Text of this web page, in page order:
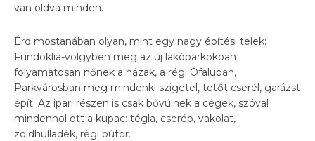
van oldva minden.
Érd mostanában olyan, mint egy nagy építési telek:
Fundoklia-völgyben meg az új lakóparkokban
folyamatosan nőnek a házak, a régi Ófaluban,
Parkvárosban meg mindenki szigetel, tetőt cserél, garázst
épít. Az ipari részen is csak bővülnek a cégek, szóval
mindenhol ott a kupac: tégla, cserép, vakolat,
zöldhulladék, régi bútor.